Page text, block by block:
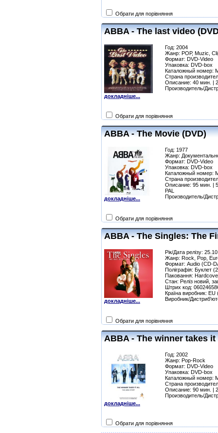
Обрати для порівняння
ABBA - The last video
докладніше...
Год: 2004
Жанр: РОР, Muzic,
Формат: DVD-Video
Упаковка: DVD-box
Каталожный номер:
Страна
Описание: 40 мин. |
Производитель/
Обрати для порівняння
ABBA - The Movie (DVD)
докладніше...
Год: 1977
Жанр:
Формат: DVD-Video
Упаковка: DVD-box
Каталожный номер:
Страна
Описание: 95 мин. |
PAL
Производитель/
Обрати для порівняння
ABBA - The Singles: The
докладніше...
Рік/Дата релізу:
Жанр: Rock, Pop,
Формат: Audio (CD-
Поліграфія: Буклет
Паковання:
Стан: Реліз новий,
Штрих код:
Країна виробник:
Виробник/
Обрати для порівняння
ABBA - The winner takes it
докладніше...
Год: 2002
Жанр: Pop-Rock
Формат: DVD-Video
Упаковка: DVD-box
Каталожный номер:
Страна
Описание: 90 мин. |
Производитель/
Обрати для порівняння